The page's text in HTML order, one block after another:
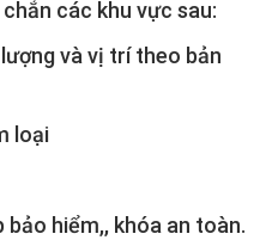
các khu vực sau:
và vị trí theo bản
loại
hiểm,, khóa an toàn.